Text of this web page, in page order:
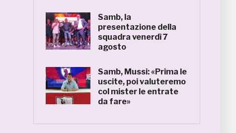
Samb, la
presentazione della
squadra venerdì 7
agosto
Samb, Mussi: «Prima le
uscite, poi valuteremo
col mister le entrate
da fare»